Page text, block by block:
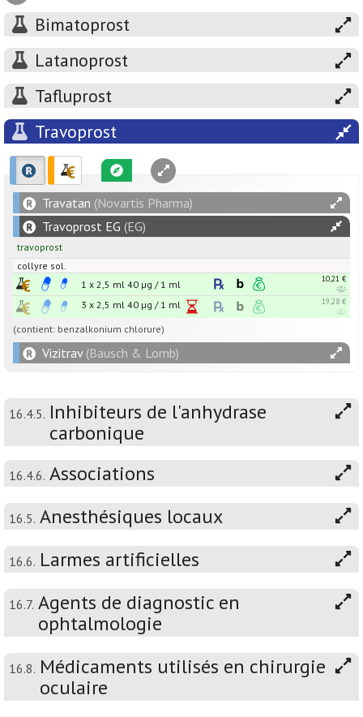
Bimatoprost
Latanoprost
Tafluprost
Travoprost
Travatan (Novartis Pharma)
Travoprost EG (EG)
travoprost
collyre sol.
1 x 2,5 ml 40 µg / 1 ml 10,21 €
3 x 2,5 ml 40 µg / 1 ml 19,28 €
(contient: benzalkonium chlorure)
Vizitrav(Bausch & Lomb)
16.4.5. Inhibiteurs de l'anhydrase
carbonique
16.4.6. Associations
16.5. Anesthésiques locaux
16.6. Larmes artificielles
16.7. Agents de diagnostic en
ophtalmologie
16.8. Médicaments utilisés en chirurgie
oculaire